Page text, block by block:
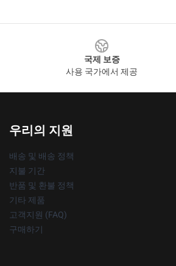
국제 보증
사용 국가에서 제공
우리의 지원
배송 및 배송 정책
지불 기간
반품 및 환불 정책
기타 제품
고객지원 (FAQ)
구매하기